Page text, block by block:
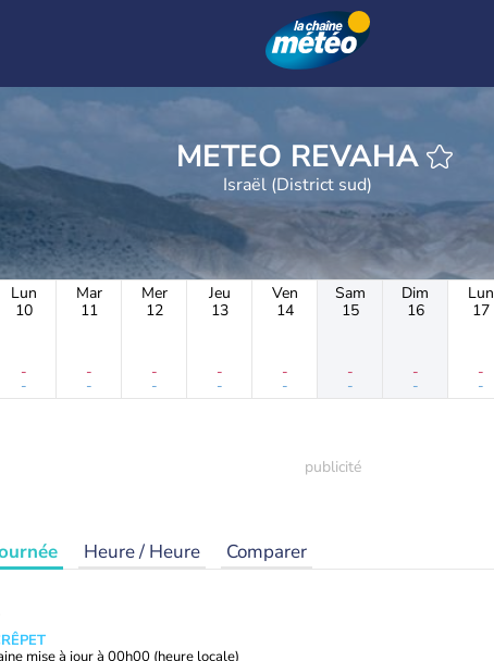
METEO REVAHA
Israël (District sud)
Lun
10
-
-
Mar
11
-
-
Mer
12
-
-
Jeu
13
-
-
Ven
14
-
-
Sam
15
-
-
Dim
16
-
-
Lun
17
-
-
Heure / Heure Comparer
mise à jour à 00h00 (heure locale)